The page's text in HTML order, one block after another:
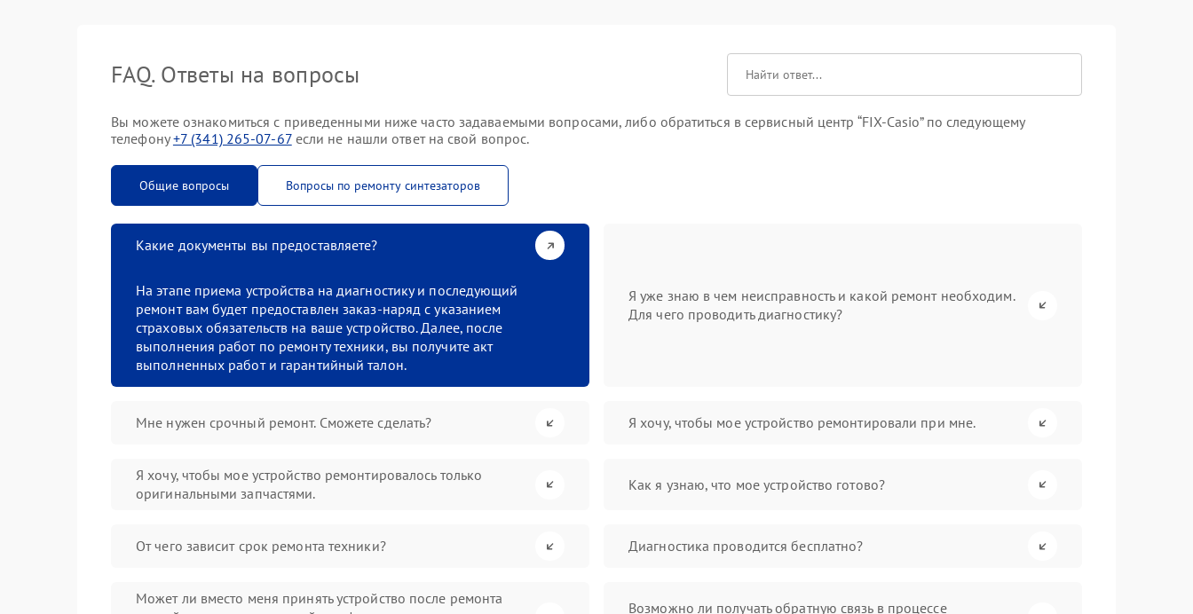
FAQ. Ответы на вопросы
Вы можете ознакомиться с приведенными ниже часто задаваемыми вопросами, либо обратиться в сервисный центр “FIX-Casio” по следующему
телефону+7 (341) 265-07-67если не нашли ответ на свой вопрос.
Общие вопросы Вопросы по ремонту синтезаторов
Какие документы вы предоставляете?
На этапе приема устройства на диагностику и последующий
ремонт вам будет предоставлен заказ-наряд с указанием
страховых обязательств на ваше устройство. Далее, после
выполнения работ по ремонту техники, вы получите акт
выполненных работ и гарантийный талон.
Я уже знаю в чем неисправность и какой ремонт необходим.
Для чего проводить диагностику?
Мне нужен срочный ремонт. Сможете сделать? Я хочу, чтобы мое устройство ремонтировали при мне.
Я хочу, чтобы мое устройство ремонтировалось только
оригинальными запчастями.
Как я узнаю, что мое устройство готово?
От чего зависит срок ремонта техники? Диагностика проводится бесплатно?
Может ли вместо меня принять устройство после ремонта
Возможно ли получать обратную связь в процессе